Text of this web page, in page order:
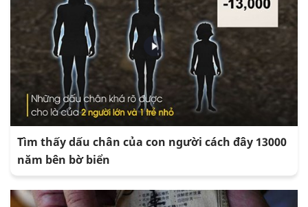
Tìm thấy dấu chân của con người cách đây 13000
năm bên bờ biển